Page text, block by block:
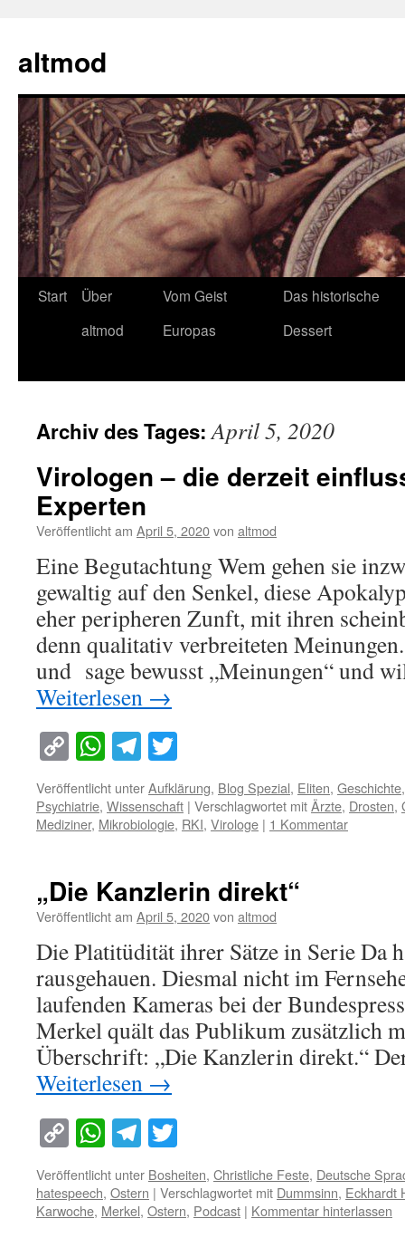
springen
altmod
Start
Über
altmod
Vom Geist
Europas
Das historische
Dessert
Archiv des Tages:April 5, 2020
Virologen – die derzeit
Experten
Veröffentlicht am April 5, 2020von altmod
Eine Begutachtung Wem gehen sie
gewaltig auf den Senkel, diese
eher peripheren Zunft, mit ihren
denn qualitativ verbreiteten
und sage bewusst „Meinungen“ und
Weiterlesen →
Copy
Link
WhatsApp
Telegram
Veröffentlicht unterAufklärung, Blog Spezial, Eliten, Geschichte
Psychiatrie, Wissenschaft | Verschlagwortet mitÄrzte, Drosten,
Mediziner, Mikrobiologie, RKI, Virologe | 1 Kommentar
„Die Kanzlerin direkt“
Veröffentlicht am April 5, 2020von altmod
Die Platitüdität ihrer Sätze in Serie Da
rausgehauen. Diesmal nicht im
laufenden Kameras bei der
Merkel quält das Publikum zusätzlich
Überschrift: „Die Kanzlerin direkt.“
Weiterlesen →
Copy
Link
WhatsApp
Telegram
Veröffentlicht unter Bosheiten, Christliche Feste, Deutsche
hatespeech, Ostern | Verschlagwortet mit Dummsinn, Eckhardt
Karwoche, Merkel, Ostern, Podcast | Kommentar hinterlassen